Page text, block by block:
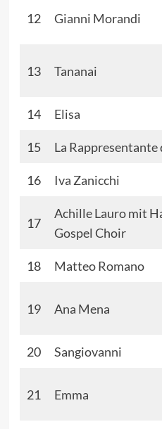
12 Gianni Morandi
13 Tananai
14 Elisa
15 La Rappresentante
16 Iva Zanicchi
17
Achille Lauromit
Gospel Choir
18 Matteo Romano
19 Ana Mena
20 Sangiovanni
21 Emma